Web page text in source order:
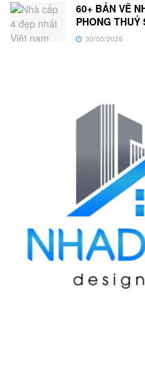
60+ BẢN VẼ
PHONG THUỶ
30/05/2026